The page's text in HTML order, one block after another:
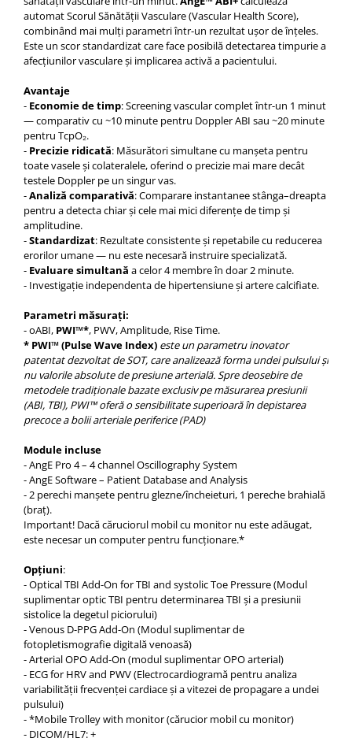
Lampi bactericide si Dispozitive de
Dezinfectare
Lampi de operatie si medicale
Laringoscoape
Lensmetre
Lentile de diagnostic
Lupe chirurgicale
Masini de sflefuit lentile
Mese chirurgicale oftalmologice
Mese operatii
Monitoare fetale
Monitoare pacient
Negatoscoape
Nazofaringoscoape
OCT - Tomografe in coerenta
optica
Oftalmoscoape
Optotipuri, teste de vedere si
Otoscoape
Perimetre
Pulsoximetre
Sinoptofoare
Spirometre
Tensiometre si stetoscoape
Termometre
Teste Cromatice
Tonometre
Truse de lentile si rame probe
Truse prim ajutor
Vizioteste
automat Scorul Sănătății Vasculare (Vascular Health Score),
combinând mai mulți parametri într-un rezultat ușor de înțeles.
Este un scor standardizat care face posibilă detectarea timpurie a
afecțiunilor vasculare și implicarea activă a pacientului.
Avantaje
- Economie de timp: Screening vascular complet într-un 1 minut
— comparativ cu ~10 minute pentru Doppler ABI sau ~20 minute
pentru TcpO₂.
- Precizie ridicată: Măsurători simultane cu manșeta pentru
toate vasele și colateralele, oferind o precizie mai mare decât
testele Doppler pe un singur vas.
-Analiză comparativă: Comparare instantanee stânga–dreapta
pentru a detecta chiar și cele mai mici diferențe de timp și
amplitudine.
-Standardizat: Rezultate consistente și repetabile cu reducerea
erorilor umane — nu este necesară instruire specializată.
- Evaluare simultană a celor 4 membre în doar 2 minute.
- Investigație independenta de hipertensiune și artere calcifiate.
Parametri măsurați:
- oABI, PWI™*, PWV, Amplitude, Rise Time.
* PWI™ (Pulse Wave Index) este un parametru inovator
patentat dezvoltat de SOT, care analizează forma undei pulsului și
nu valorile absolute de presiune arterială. Spre deosebire de
metodele tradiționale bazate exclusiv pe măsurarea presiunii
(ABI, TBI), PWI™ oferă o sensibilitate superioară în depistarea
precoce a bolii arteriale periferice (PAD)
Module incluse
- AngE Pro 4 – 4 channel Oscillography System
- AngE Software – Patient Database and Analysis
- 2 perechi manșete pentru glezne/încheieturi, 1 pereche brahială
(braț).
Important! Dacă căruciorul mobil cu monitor nu este adăugat,
este necesar un computer pentru funcționare.*
Opțiuni:
- Optical TBI Add-On for TBI and systolic Toe Pressure (Modul
suplimentar optic TBI pentru determinarea TBI și a presiunii
sistolice la degetul piciorului)
- Venous D-PPG Add-On (Modul suplimentar de
fotopletismografie digitală venoasă)
- Arterial OPO Add-On (modul suplimentar OPO arterial)
- ECG for HRV and PWV (Electrocardiogramă pentru analiza
variabilității frecvenței cardiace și a vitezei de propagare a undei
pulsului)
- *Mobile Trolley with monitor (cărucior mobil cu monitor)
- DICOM/HL7: +